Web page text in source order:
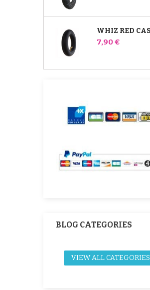
Preis
7,90 €
BLOG CATEGORIES
VIEW ALL CATEGORIES